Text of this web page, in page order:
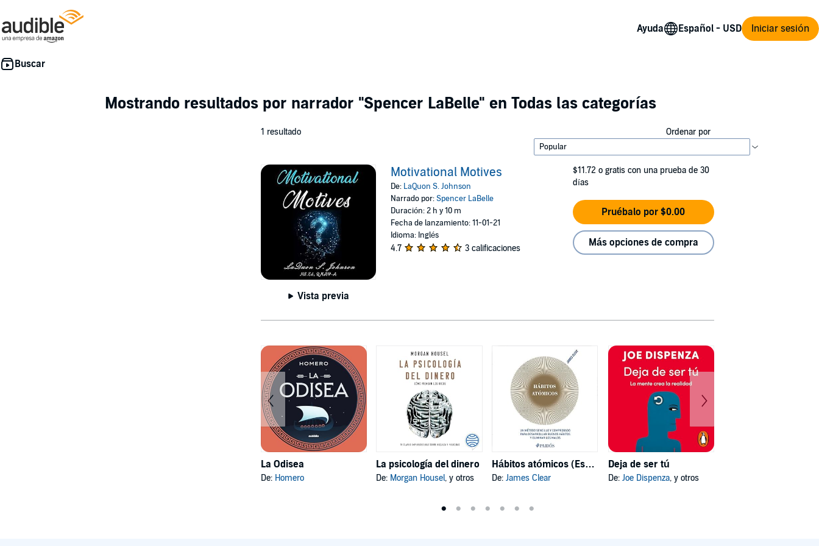
Ayuda Iniciar sesión
Mostrando resultados por narrador "Spencer LaBelle" en Todas las categorías
1 resultado Ordenar por
Vista previa
Motivational Motives
De: LaQuon S. Johnson
Narrado por:Spencer LaBelle
Duración: 2 h y 10 m
Fecha de lanzamiento: 11-01-21
Idioma: Inglés
4.7 3 calificaciones
$11.72 o gratis con una prueba de 30
días
Pruébalo por $0.00
Más opciones de compra
La Odisea
De: Homero
La psicología del dinero
De: Morgan Housel, y otros
Hábitos atómicos (Español neutro)
De: James Clear
Deja de ser tú
De: Joe Dispenza, y otros